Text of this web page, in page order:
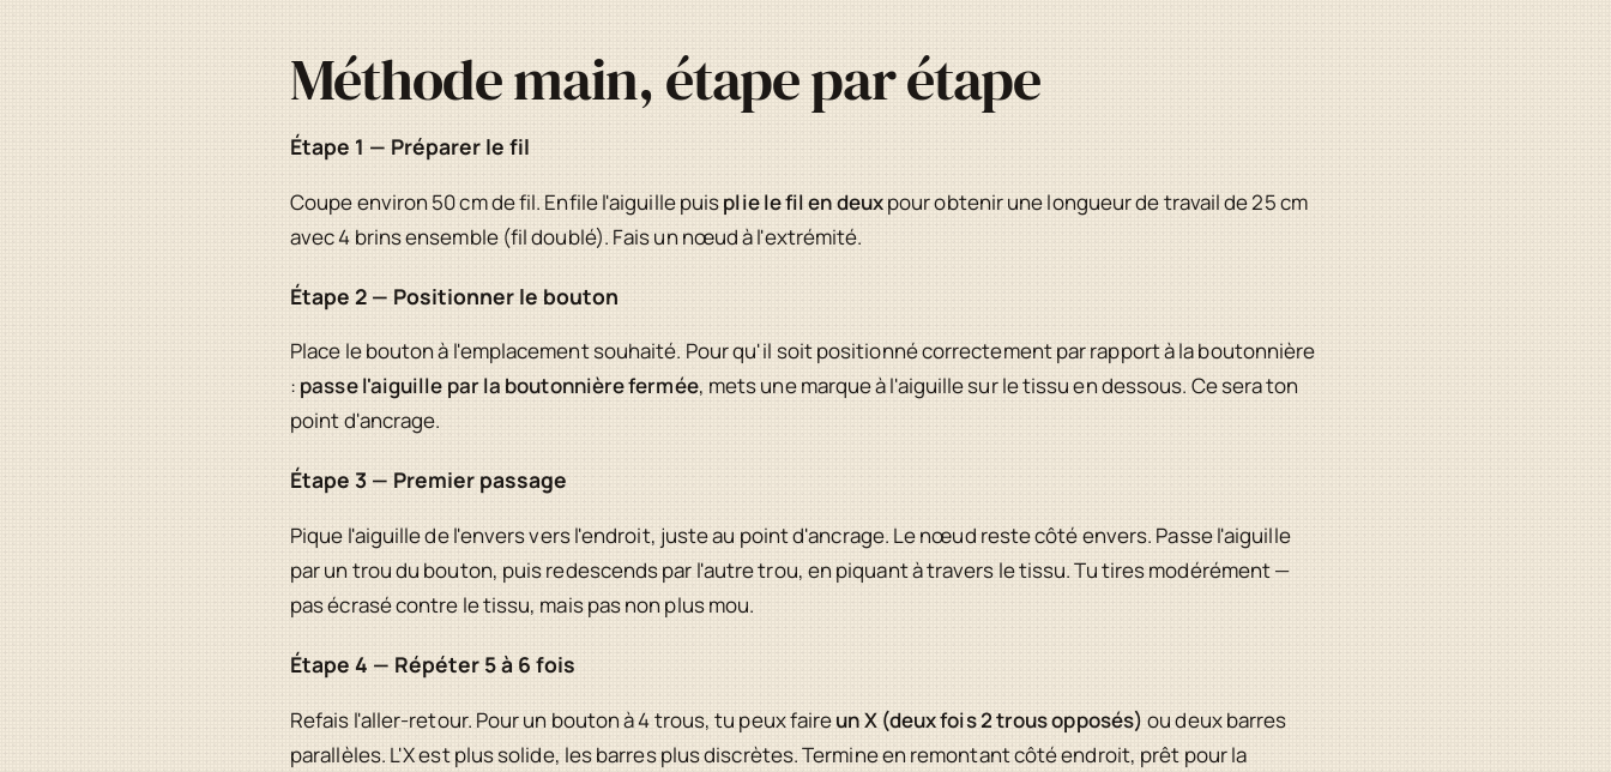
Méthode main, étape par étape
Étape 1 — Préparer le fil
Coupe environ 50 cm de fil. Enfile l'aiguille puisplie le fil en deuxpour obtenir une longueur de travail de 25 cm
avec 4 brins ensemble (fil doublé). Fais un nœud à l'extrémité.
Étape 2 — Positionner le bouton
Place le bouton à l'emplacement souhaité. Pour qu'il soit positionné correctement par rapport à la boutonnière
: passe l'aiguille par la boutonnière fermée, mets une marque à l'aiguille sur le tissu en dessous. Ce sera ton
point d'ancrage.
Étape 3 — Premier passage
Pique l'aiguille de l'envers vers l'endroit, juste au point d'ancrage. Le nœud reste côté envers. Passe l'aiguille
par un trou du bouton, puis redescends par l'autre trou, en piquant à travers le tissu. Tu tires modérément —
pas écrasé contre le tissu, mais pas non plus mou.
Étape 4 — Répéter 5 à 6 fois
Refais l'aller-retour. Pour un bouton à 4 trous, tu peux faireun X (deux fois 2 trous opposés) ou deux barres
parallèles. L'X est plus solide, les barres plus discrètes. Termine en remontant côté endroit, prêt pour la